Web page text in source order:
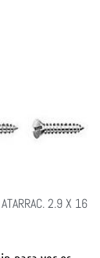
ATARRAC. 2.9 X 16